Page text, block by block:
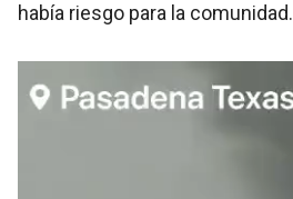
había riesgo para la comunidad.